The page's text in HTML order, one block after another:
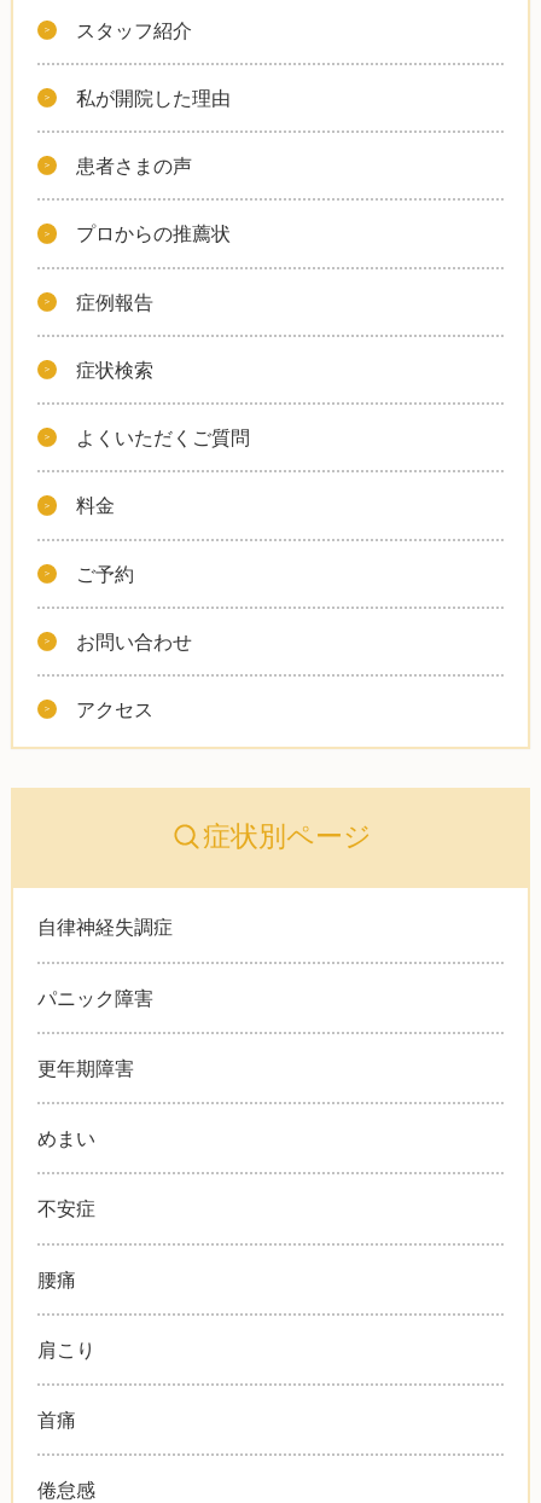
スタッフ紹介
私が開院した理由
患者さまの声
プロからの推薦状
症例報告
症状検索
よくいただくご質問
料金
ご予約
お問い合わせ
アクセス
症状別ページ
自律神経失調症
パニック障害
更年期障害
めまい
不安症
腰痛
肩こり
首痛
倦怠感